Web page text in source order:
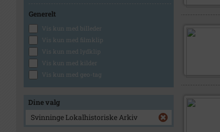
Generelt
Vis kun med billeder
Vis kun med filmklip
Vis kun med lydklip
Vis kun med kilder
Vis kun med geo-tag
Dine valg
Svinninge Lokalhistoriske Arkiv